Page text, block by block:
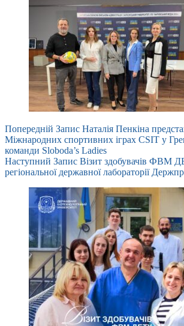
Попередній Запис Наталія Пенкіна
Міжнародних спортивних іграх CSIT у
команди Sloboda’s Ladies
Наступний Запис Візит здобувачів ФВМ
регіональної державної лабораторії